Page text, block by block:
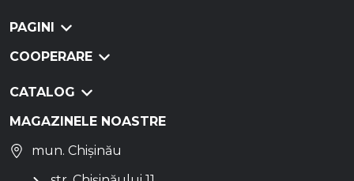
PAGINI
COOPERARE
CATALOG
MAGAZINELE NOASTRE
mun. Chișinău